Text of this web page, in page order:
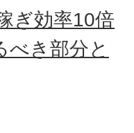
ぎ効率10倍
べき部分と